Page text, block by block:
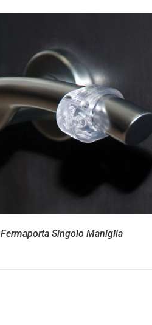
Fermaporta Singolo Maniglia